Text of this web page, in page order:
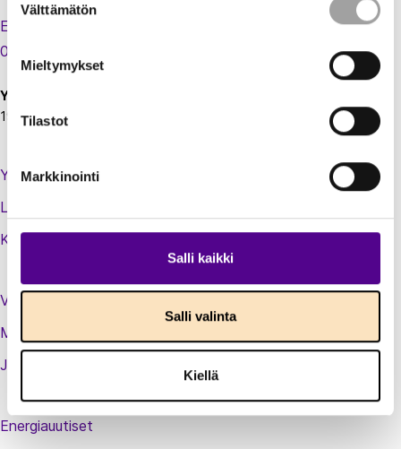
valinta
Välttämätön
Mieltymykset
Tilastot
Markkinointi
Salli kaikki
Salli valinta
Kiellä
Eteläranta 10,
00130 Helsinki
Y-tunnus:
1924697-5
Yhteystiedot
Laskutustiedot
Kirjaudu sisään jäsenextraan
Vastuullisuusteot
Medialle
Jäsenluettelo
Energiauutiset